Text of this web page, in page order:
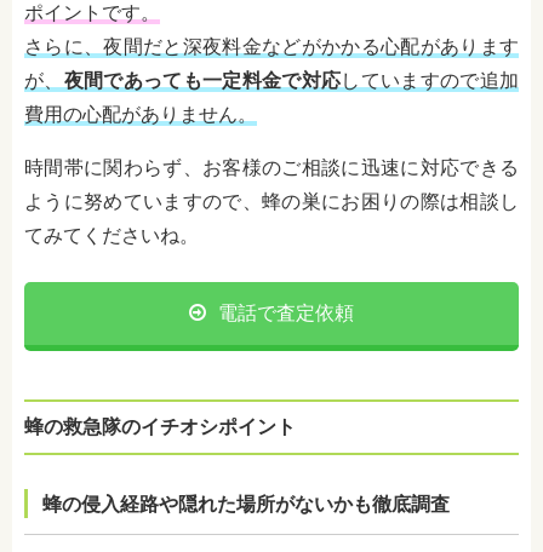
ポイントです。
さらに、夜間だと深夜料金などがかかる心配があります
が、 夜間であっても一定料金で対応していますので追加
費用の心配がありません。
時間帯に関わらず、お客様のご相談に迅速に対応できる
ように努めていますので、蜂の巣にお困りの際は相談し
てみてくださいね。
電話で査定依頼
蜂の救急隊のイチオシポイント
蜂の侵入経路や隠れた場所がないかも徹底調査